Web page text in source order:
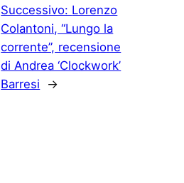
Successivo: Lorenzo
Colantoni, “Lungo la
corrente”, recensione
di Andrea ‘Clockwork’
Barresi
→